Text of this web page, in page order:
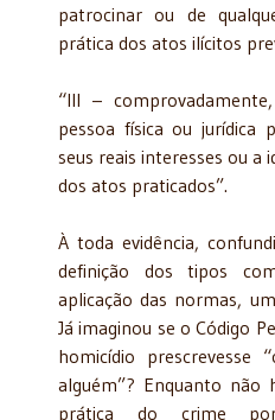
patrocinar ou de
prática dos atos ilícitos
“III –
pessoa física ou jurídica
seus reais interesses ou a
dos atos praticados”.
À toda evidência,
definição dos tipos
aplicação das normas,
Já imaginou se o Código
homicídio prescrevesse
alguém”? Enquanto não
prática do crime por